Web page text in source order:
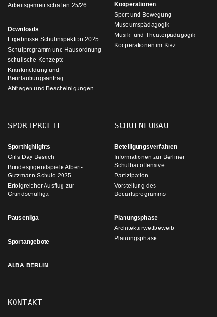
Arbeitsgemeinschaften 25/26
Downloads
Ergebnisse Schulinspektion 2025
Schulprogramm und Hausordnung
schulische Konzepte
Krankmeldung und
Beurlaubungsantrag
Abfragen und Bescheinigungen
Kooperationen
Sport und Bewegung
Museumspädagogik
Musik- und Theaterpädagogik
Kooperationen im Kiez
SPORTPROFIL
Sporthighlights
Girls Day Besuch
Bundesjugendspiele Albert-
Gutzmann Schule 2025
Erfolgreicher Ausflug zur
Grundschulliga
Pausenliga
Sportangebote
ALBA BERLIN
SCHULNEUBAU
Beteiligungsverfahren
Informationen zur Berliner
Schulbauoffensive
Partizipation
Vorstellung des
Bedarfsprogramms
Planungsphase
Architekturwettbewerb
Planungsphase
KONTAKT